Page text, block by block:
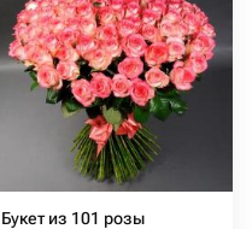
Букет из 101 розы